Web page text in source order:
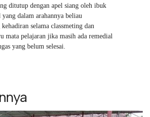
ditutup dengan apel siang oleh ibuk
dalam arahannya beliau
selama classmeting dan
mata pelajaran jika masih ada remedial
yang belum selesai.